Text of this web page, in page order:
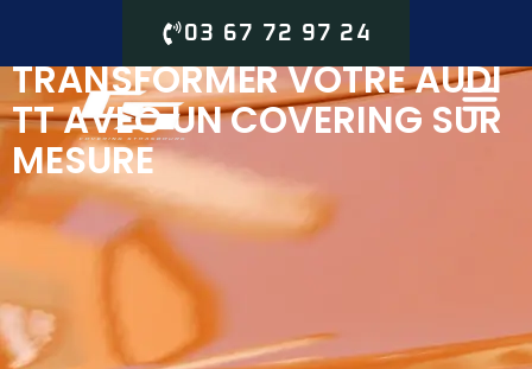
TRANSFORMER VOTRE AUDI
TT AVEC UN COVERING SUR
MESURE
03 67 72 97 24